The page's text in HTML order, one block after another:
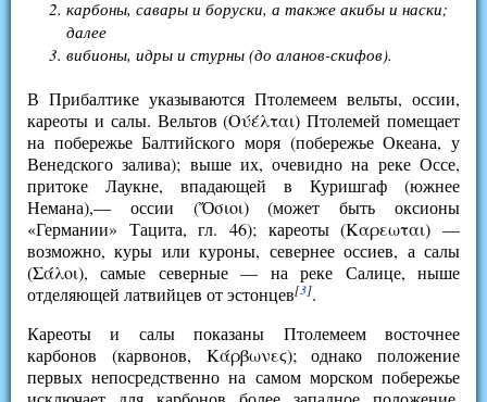
карбоны, савары и боруски, а также акибы и наски;
далее
вибионы, идры и стурны (до аланов-скифов).
В Прибалтике указываются Птолемеем вельты, оссии,
кареоты и салы. Вельтов (Ούέλται) Птолемей помещает
на побережье Балтийского моря (побережье Океана, у
Венедского залива); выше их, очевидно на реке Оссе,
притоке Лаукне, впадающей в Куришгаф (южнее
Немана),— оссии (Ὄσιοι) (может быть оксионы
«Германии» Тацита, гл. 46); кареоты (Καρεωται) —
возможно, куры или куроны, севернее оссиев, а салы
(Σάλοι), самые северные — на реке Салице, ныше
отделяющей латвийцев от эстонцев[3].
Кареоты и салы показаны Птолемеем восточнее
карбонов (карвонов, Κάρβωνεϛ); однако положение
первых непосредственно на самом морском побережье